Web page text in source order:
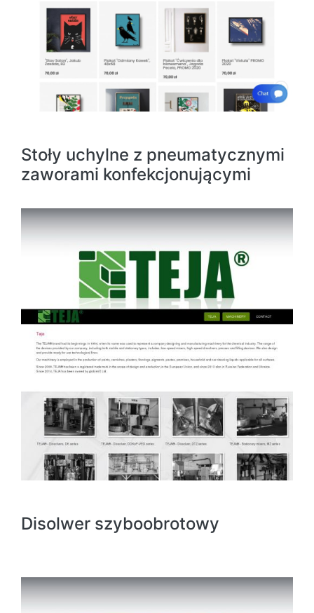
Stoły uchylne z pneumatycznymi
zaworami konfekcjonującymi
Disolwer szyboobrotowy